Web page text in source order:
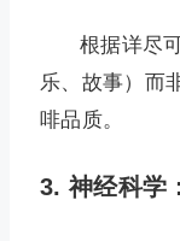
根据详尽
乐、故事）而
啡品质。
3.神经科学